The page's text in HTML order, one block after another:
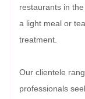
restaurants in
a light meal or
treatment.
Our clientele
professionals